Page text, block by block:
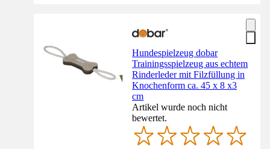
Hundespielzeug dobar
Trainingsspielzeug aus echtem
Rinderleder mit Filzfüllung in
Knochenform ca. 45 x 8 x3
cm
Artikel wurde noch nicht
bewertet.